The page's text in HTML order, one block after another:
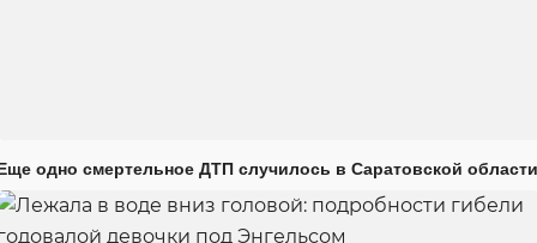
одно смертельное ДТП случилось в Саратовской области